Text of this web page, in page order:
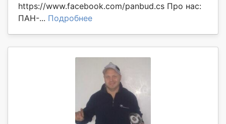
https://www.facebook.com/panbud.cs Про нас:
ПАН-... Подробнее